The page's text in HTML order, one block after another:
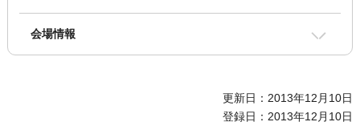
会場情報
更新日：2013年12月10日
登録日：2013年12月10日